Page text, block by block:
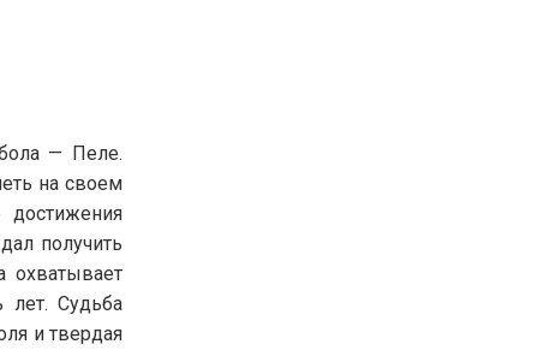
— Пеле.
на своем
достижения
получить
охватывает
лет. Судьба
и твердая